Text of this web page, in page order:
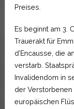
Preises.
Es beginnt am 3.
Trauerakt für
d’Encausse, die
verstarb.
Invalidendom in
der Verstorbenen
europäischen